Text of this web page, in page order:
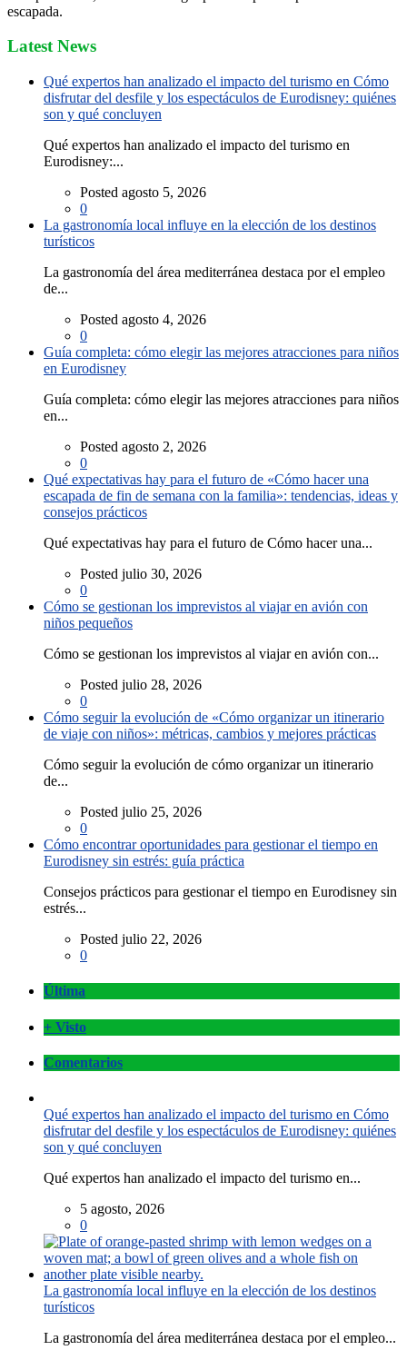
escapada.
Latest News
Qué expertos han analizado el impacto del turismo en Cómo
disfrutar del desfile y los espectáculos de Eurodisney: quiénes
son y qué concluyen
Qué expertos han analizado el impacto del turismo en
Eurodisney:...
Posted agosto 5, 2026
0
La gastronomía local influye en la elección de los destinos
turísticos
La gastronomía del área mediterránea destaca por el empleo
de...
Posted agosto 4, 2026
0
Guía completa: cómo elegir las mejores atracciones para niños
en Eurodisney
Guía completa: cómo elegir las mejores atracciones para niños
en...
Posted agosto 2, 2026
0
Qué expectativas hay para el futuro de «Cómo hacer una
escapada de fin de semana con la familia»: tendencias, ideas y
consejos prácticos
Qué expectativas hay para el futuro de Cómo hacer una...
Posted julio 30, 2026
0
Cómo se gestionan los imprevistos al viajar en avión con
niños pequeños
Cómo se gestionan los imprevistos al viajar en avión con...
Posted julio 28, 2026
0
Cómo seguir la evolución de «Cómo organizar un itinerario
de viaje con niños»: métricas, cambios y mejores prácticas
Cómo seguir la evolución de cómo organizar un itinerario
de...
Posted julio 25, 2026
0
Cómo encontrar oportunidades para gestionar el tiempo en
Eurodisney sin estrés: guía práctica
Consejos prácticos para gestionar el tiempo en Eurodisney sin
estrés...
Posted julio 22, 2026
0
Última
+ Visto
Comentarios
Qué expertos han analizado el impacto del turismo en Cómo
disfrutar del desfile y los espectáculos de Eurodisney: quiénes
son y qué concluyen
Qué expertos han analizado el impacto del turismo en...
5 agosto, 2026
0
La gastronomía local influye en la elección de los destinos
turísticos
La gastronomía del área mediterránea destaca por el empleo...